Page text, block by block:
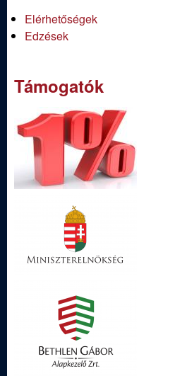
Elérhetőségek
Edzések
Támogatók